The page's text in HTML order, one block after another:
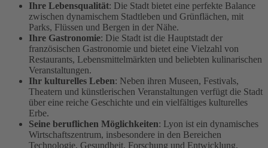
Ihre Lebensqualität: Die Stadt bietet eine perfekte Balance
zwischen dynamischem Stadtleben und Grünflächen, mit
Parks, Flüssen und Bergen in der Nähe.
Ihre Gastronomie: Die Stadt ist die Hauptstadt der
französischen Gastronomie und bietet eine Vielzahl von
Restaurants, Lebensmittelmärkten und beliebten kulinarischen
Veranstaltungen.
Ihr kulturelles Leben: Neben ihren Museen, Festivals,
Theatern und künstlerischen Veranstaltungen verfügt die Stadt
über eine reiche Geschichte und ein vielfältiges kulturelles
Erbe.
Seine beruflichen Möglichkeiten: Lyon ist ein dynamisches
Wirtschaftszentrum, insbesondere in den Bereichen
Technologie, Gesundheit, Forschung und Entwicklung.